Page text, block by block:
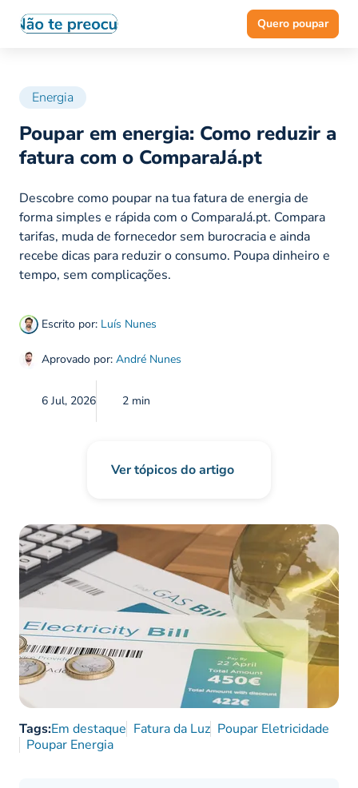
Quero poupar
Energia
Poupar em energia: Como reduzir a
fatura com o ComparaJá.pt
Escrito por: Luís Nunes
Aprovado por: André Nunes
6 Jul, 2026 2 min
Descobre como poupar na tua fatura de energia de
forma simples e rápida com o ComparaJá.pt. Compara
tarifas, muda de fornecedor sem burocracia e ainda
recebe dicas para reduzir o consumo. Poupa dinheiro e
tempo, sem complicações.
Ver tópicos do artigo
Tags:Em destaque Fatura da Luz Poupar Eletricidade
Poupar Energia